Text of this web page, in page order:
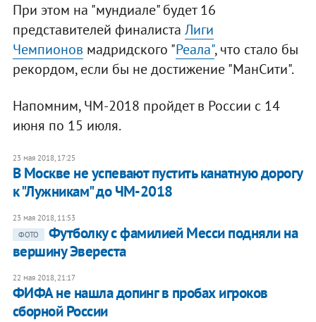
При этом на "мундиале" будет 16
представителей финалиста Лиги
Чемпионов мадридского "Реала", что стало бы
рекордом, если бы не достижение "МанСити".
Напомним, ЧМ-2018 пройдет в России с 14
июня по 15 июля.
23 мая 2018, 17:25
В Москве не успевают пустить канатную дорогу
к "Лужникам" до ЧМ-2018
23 мая 2018, 11:53
ФОТО
Футболку с фамилией Месси подняли на
вершину Эвереста
22 мая 2018, 21:17
ФИФА не нашла допинг в пробах игроков
сборной России